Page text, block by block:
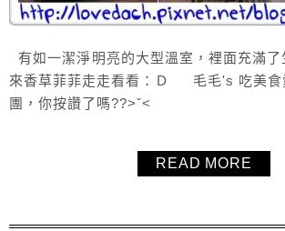
有如一潔淨明亮的大型溫室，裡面充滿了
來香草菲菲走走看看：Ｄ 毛毛's 吃美食
團，你按讚了嗎??>ˇ<
READ MORE